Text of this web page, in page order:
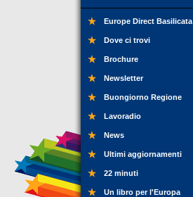
Europe Direct Basilicata
Dove ci trovi
Brochure
Newsletter
Buongiorno Regione
Lavoradio
News
Ultimi aggiornamenti
22 minuti
Un libro per l'Europa